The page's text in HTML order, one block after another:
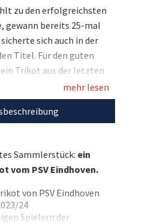
zu den erfolgreichsten
gewann bereits 25-mal
sich auch in der
Titel. Für den guten
Trikot aus der letzten
versteigern, das
Spieler der
einzigartiges Fußball-
auch
mehr lesen
Sammlerstück: ein
vom PSV Eindhoven.
von PSV Eindhoven
24
Spielern der